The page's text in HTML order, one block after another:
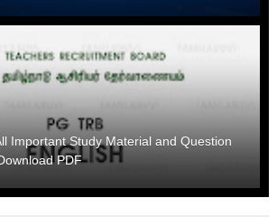
Important Study Material and Question
PDF